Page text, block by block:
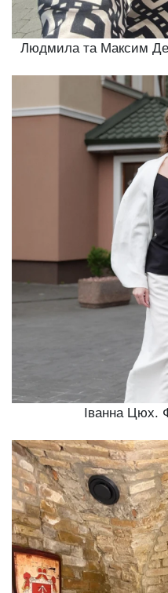
Людмила та Максим
Іванна Цюх.